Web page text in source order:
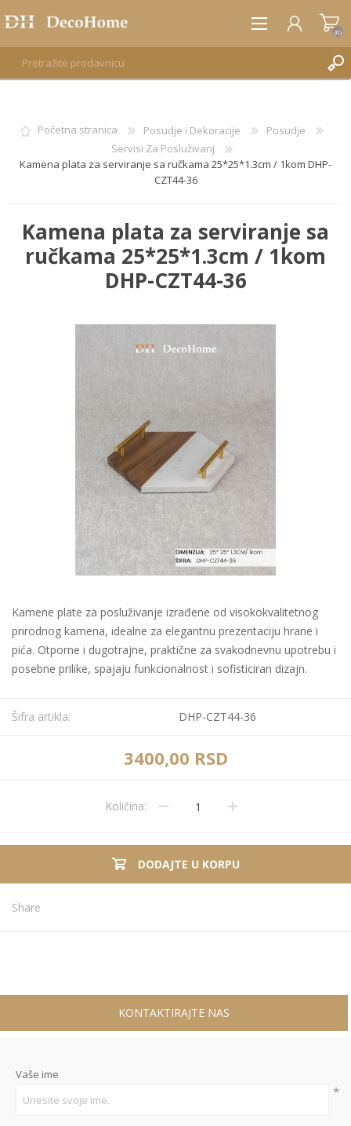
REGISTRUJTE SE
(0)
Početna stranica Posudje i Dekoracije
Posudje
Servisi Za Posluživanj
Kamena plata za serviranje sa ručkama 25*25*1.3cm / 1kom DHP-
CZT44-36
Kamena plata za serviranje sa
ručkama 25*25*1.3cm / 1kom
DHP-CZT44-36
Kamene plate za posluživanje izrađene od visokokvalitetnog
prirodnog kamena, idealne za elegantnu prezentaciju hrane i
pića. Otporne i dugotrajne, praktične za svakodnevnu upotrebu i
posebne prilike, spajaju funkcionalnost i sofisticiran dizajn.
Šifra artikla: DHP-CZT44-36
3400,00 RSD
Količina:
DODAJTE U KORPU
Share
KONTAKTIRAJTE NAS
Vaše ime
*